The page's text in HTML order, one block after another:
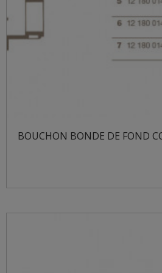
BOUCHON BONDE DE FOND